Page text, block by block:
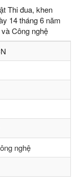
Thi đua, khen
14 tháng 6 năm
Công nghệ
nghệ